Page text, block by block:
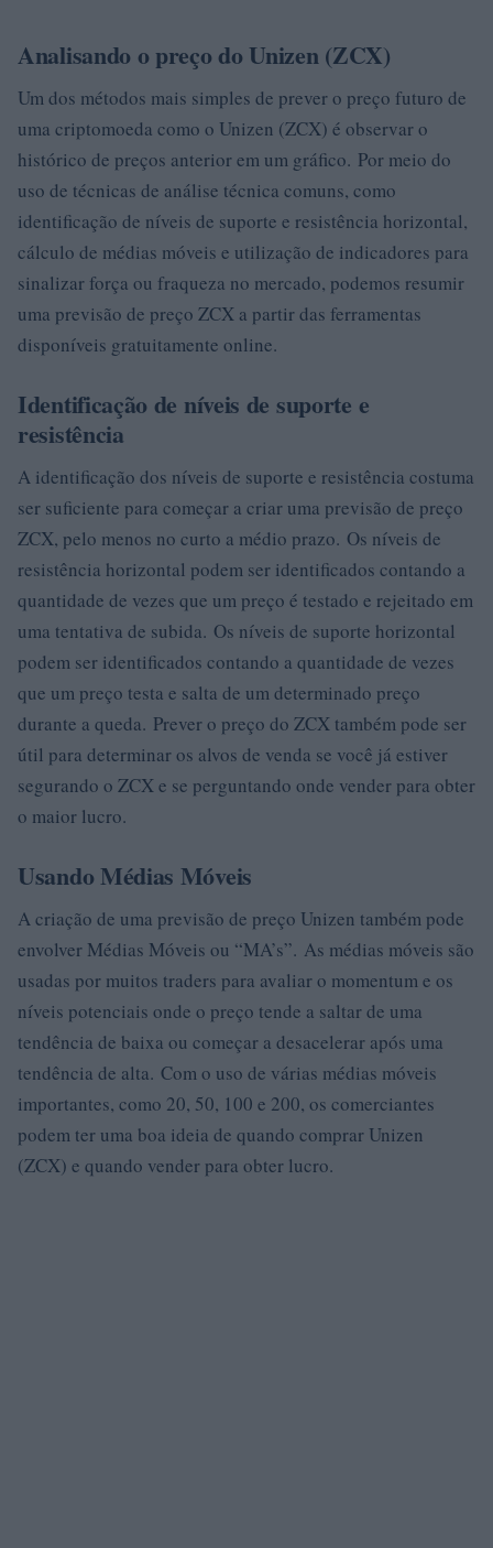
Analisando o preço do Unizen (ZCX)
Um dos métodos mais simples de prever o preço futuro de
uma criptomoeda como o Unizen (ZCX) é observar o
histórico de preços anterior em um gráfico. Por meio do
uso de técnicas de análise técnica comuns, como
identificação de níveis de suporte e resistência horizontal,
cálculo de médias móveis e utilização de indicadores para
sinalizar força ou fraqueza no mercado, podemos resumir
uma previsão de preço ZCX a partir das ferramentas
disponíveis gratuitamente online.
Identificação de níveis de suporte e
resistência
A identificação dos níveis de suporte e resistência costuma
ser suficiente para começar a criar uma previsão de preço
ZCX, pelo menos no curto a médio prazo. Os níveis de
resistência horizontal podem ser identificados contando a
quantidade de vezes que um preço é testado e rejeitado em
uma tentativa de subida. Os níveis de suporte horizontal
podem ser identificados contando a quantidade de vezes
que um preço testa e salta de um determinado preço
durante a queda. Prever o preço do ZCX também pode ser
útil para determinar os alvos de venda se você já estiver
segurando o ZCX e se perguntando onde vender para obter
o maior lucro.
Usando Médias Móveis
A criação de uma previsão de preço Unizen também pode
envolver Médias Móveis ou “MA’s”. As médias móveis são
usadas por muitos traders para avaliar o momentum e os
níveis potenciais onde o preço tende a saltar de uma
tendência de baixa ou começar a desacelerar após uma
tendência de alta. Com o uso de várias médias móveis
importantes, como 20, 50, 100 e 200, os comerciantes
podem ter uma boa ideia de quando comprar Unizen
(ZCX) e quando vender para obter lucro.